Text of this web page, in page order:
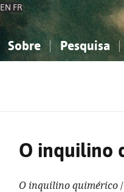
EN FR
Sobre Pesquisa
O inquilino
O inquilino quimérico